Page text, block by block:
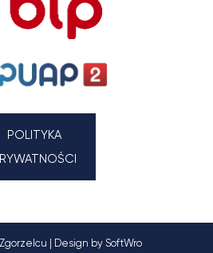
POLITYKA
| Design by SoftWro